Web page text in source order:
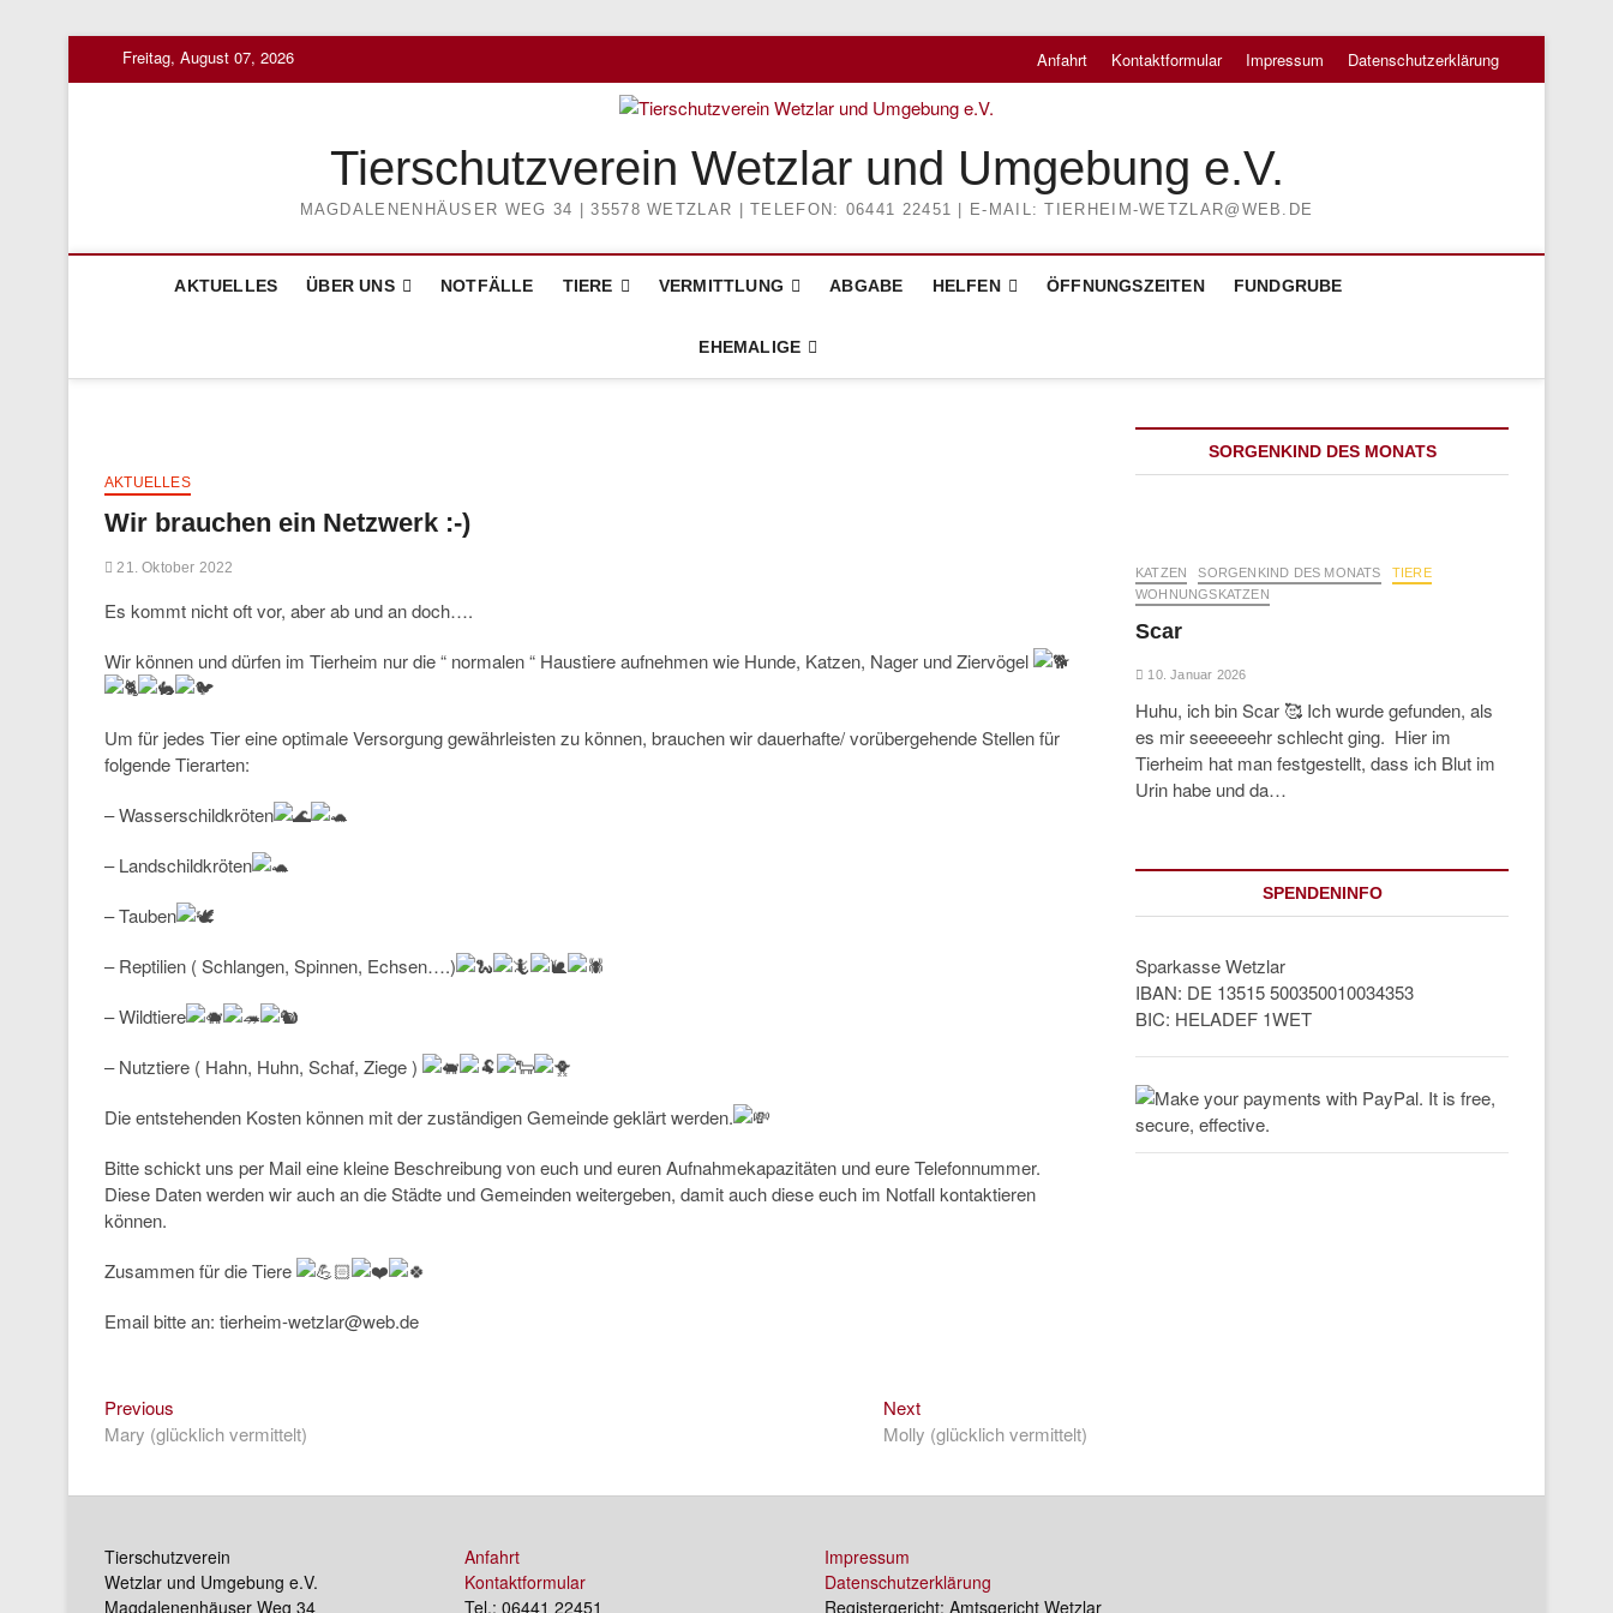
Freitag, August 07, 2026 Anfahrt Kontaktformular Impressum Datenschutzerklärung
Tierschutzverein Wetzlar und Umgebung e.V.
MAGDALENENHÄUSER WEG 34 | 35578 WETZLAR | TELEFON: 06441 22451 | E-MAIL: TIERHEIM-WETZLAR@WEB.DE
AKTUELLES ÜBER UNS NOTFÄLLE TIERE VERMITTLUNG ABGABE HELFEN ÖFFNUNGSZEITEN FUNDGRUBE
EHEMALIGE
AKTUELLES
Wir brauchen ein Netzwerk :-)
21. Oktober 2022
Es kommt nicht oft vor, aber ab und an doch….
Wir können und dürfen im Tierheim nur die “ normalen “ Haustiere aufnehmen wie Hunde, Katzen, Nager und Ziervögel
Um für jedes Tier eine optimale Versorgung gewährleisten zu können, brauchen wir dauerhafte/ vorübergehende Stellen für
folgende Tierarten:
– Wasserschildkröten
– Landschildkröten
– Tauben
– Reptilien ( Schlangen, Spinnen, Echsen….)
– Wildtiere
– Nutztiere ( Hahn, Huhn, Schaf, Ziege )
Die entstehenden Kosten können mit der zuständigen Gemeinde geklärt werden.
Bitte schickt uns per Mail eine kleine Beschreibung von euch und euren Aufnahmekapazitäten und eure Telefonnummer.
Diese Daten werden wir auch an die Städte und Gemeinden weitergeben, damit auch diese euch im Notfall kontaktieren
können.
Zusammen für die Tiere
Email bitte an: tierheim-wetzlar@web.de
Beitragsnavigation
Previous
post:
Mary (glücklich vermittelt)
NextNext
post:
Molly (glücklich vermittelt)
SORGENKIND DES MONATS
KATZEN SORGENKIND DES MONATS
TIERE
WOHNUNGSKATZEN
Scar
10. Januar 2026
Huhu, ich bin Scar 🥰 Ich wurde gefunden, als
es mir seeeeeehr schlecht ging. Hier im
Tierheim hat man festgestellt, dass ich Blut im
Urin habe und da…
SPENDENINFO
Sparkasse Wetzlar
IBAN: DE 13515 500350010034353
BIC: HELADEF 1WET
Tierschutzverein
Wetzlar und Umgebung e.V.
Magdalenenhäuser Weg 34
Anfahrt
Kontaktformular
Tel.: 06441 22451
Impressum
Datenschutzerklärung
Registergericht: Amtsgericht Wetzlar